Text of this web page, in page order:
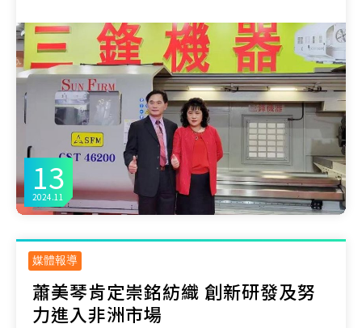
13
2024.11
媒體報導
蕭美琴肯定崇銘紡織 創新研發及努
力進入非洲市場